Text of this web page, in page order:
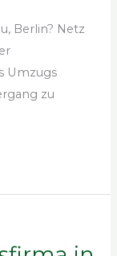
Berlin? Netz
Umzugs
zu